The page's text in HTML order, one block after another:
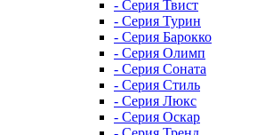
- Серия Твист
- Серия Турин
- Серия Барокко
- Серия Олимп
- Серия Соната
- Серия Стиль
- Серия Люкс
- Серия Оскар